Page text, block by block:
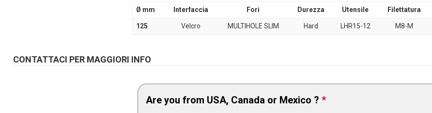
Ø mm Interfaccia Fori Durezza Utensile Filettatura
125 Velcro MULTIHOLE SLIM Hard LHR15-12 M8-M
CONTATTACI PER MAGGIORI INFO
Are you from USA, Canada or Mexico ? *